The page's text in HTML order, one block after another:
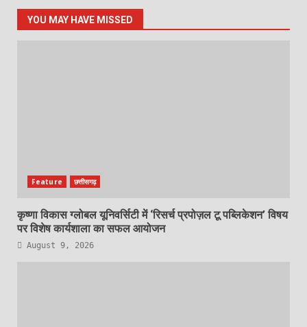
YOU MAY HAVE MISSED
Feature छत्तीसगढ़
कृष्णा विकास ग्लोबल यूनिवर्सिटी में ‘रिसर्च प्रपोज़ल टू पब्लिकेशन’ विषय
पर विशेष कार्यशाला का सफल आयोजन
August 9, 2026